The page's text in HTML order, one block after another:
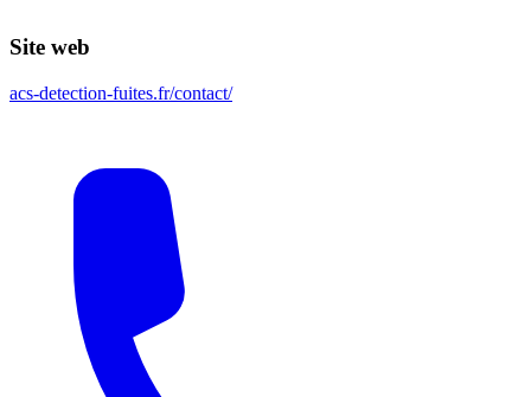
Site web
acs-detection-fuites.fr/contact/